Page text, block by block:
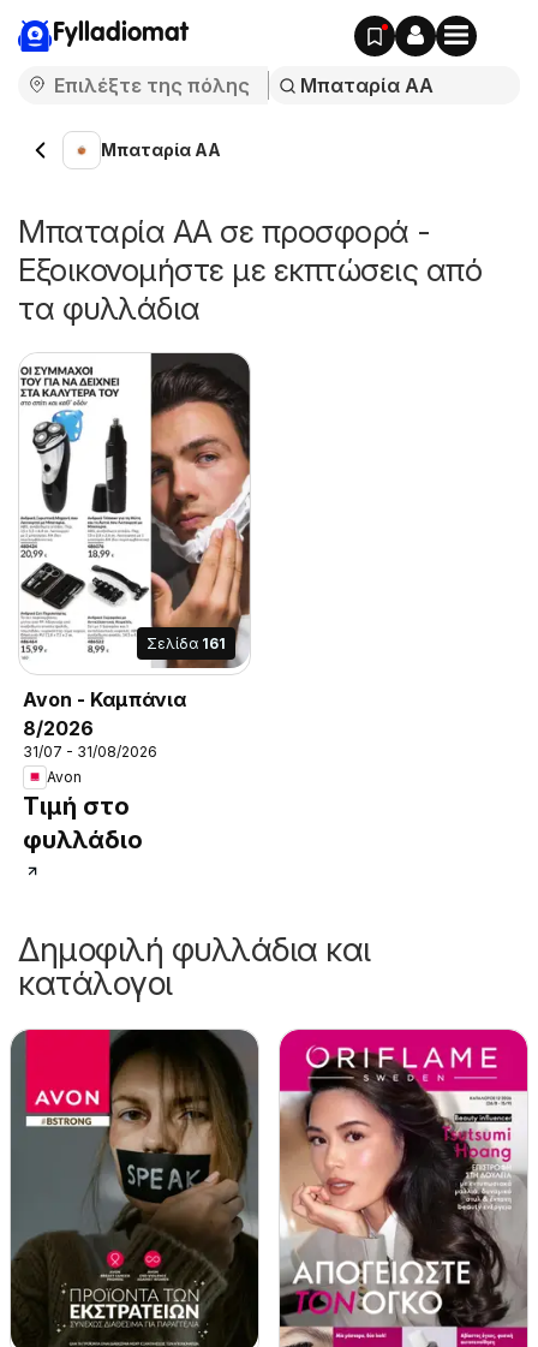
Fylladiomat
Μπαταρία AA
Μπαταρία AA σε προσφορά -
Εξοικονομήστε με εκπτώσεις από
τα φυλλάδια
Σελίδα 161
Avon - Καμπάνια
8/2026
31/07 - 31/08/2026
Avon
Τιμή στο
φυλλάδιο
Δημοφιλή φυλλάδια και
κατάλογοι